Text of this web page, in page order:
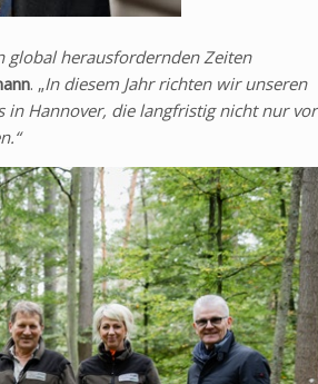
global herausfordernden Zeiten
. „In diesem Jahr richten wir unseren
in Hannover, die langfristig nicht nur vor